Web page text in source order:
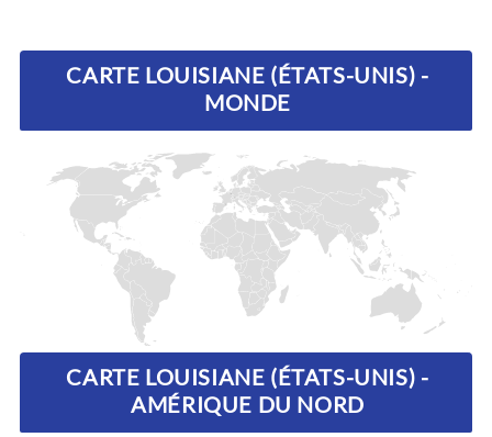
CARTE LOUISIANE (ÉTATS-UNIS) -
MONDE
CARTE LOUISIANE (ÉTATS-UNIS) -
AMÉRIQUE DU NORD